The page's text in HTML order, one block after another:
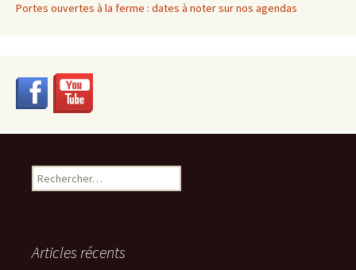
Portes ouvertes à la ferme : dates à noter sur nos agendas
Rechercher :
Articles récents